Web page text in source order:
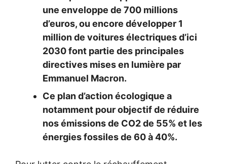
une enveloppe de 700 millions
d’euros, ou encore développer 1
million de voitures électriques d’ici
2030 font partie des principales
directives mises en lumière par
Emmanuel Macron.
Ce plan d’action écologique a
notamment pour objectif de réduire
nos émissions de CO2 de 55% et les
énergies fossiles de 60 à 40%.